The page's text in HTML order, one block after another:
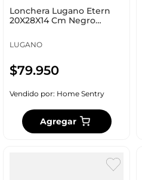
Lonchera Lugano Etern
20X28X14 Cm Negro
LUGANO
$79.950
Vendido por: Home Sentry
Agregar